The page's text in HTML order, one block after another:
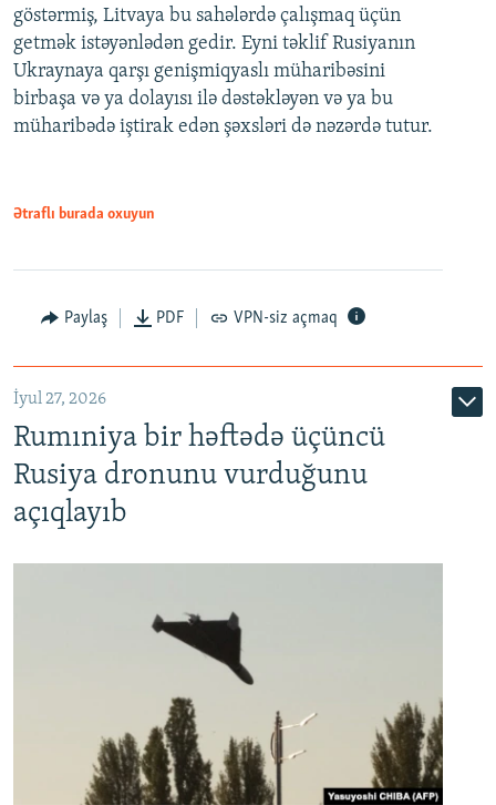
göstərmiş, Litvaya bu sahələrdə çalışmaq üçün
getmək istəyənlədən gedir. Eyni təklif Rusiyanın
Ukraynaya qarşı genişmiqyaslı müharibəsini
birbaşa və ya dolayısı ilə dəstəkləyən və ya bu
müharibədə iştirak edən şəxsləri də nəzərdə tutur.
Ətraflı burada oxuyun
Paylaş PDF VPN-siz açmaq
İyul 27, 2026
Rumıniya bir həftədə üçüncü
Rusiya dronunu vurduğunu
açıqlayıb